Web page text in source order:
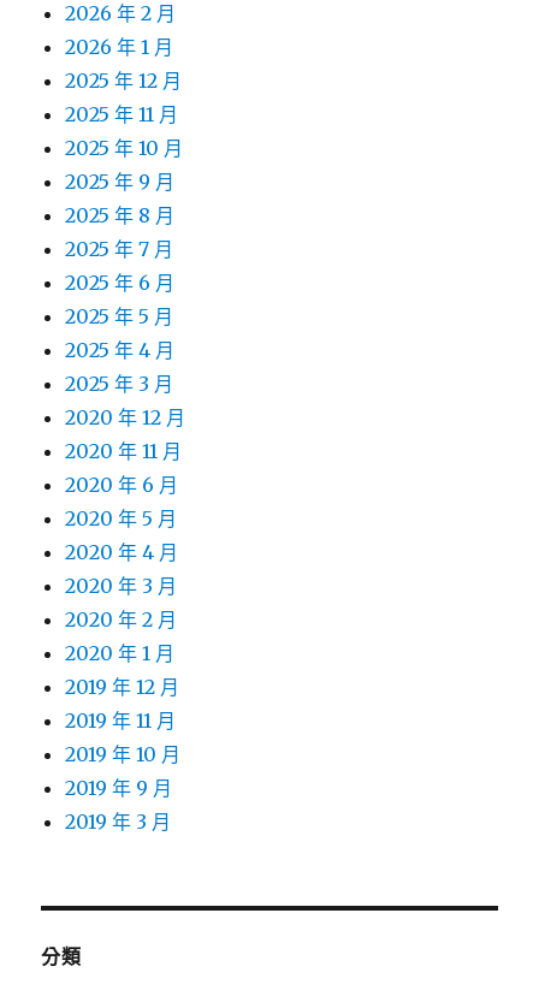
2026 年 2 月
2026 年 1 月
2025 年 12 月
2025 年 11 月
2025 年 10 月
2025 年 9 月
2025 年 8 月
2025 年 7 月
2025 年 6 月
2025 年 5 月
2025 年 4 月
2025 年 3 月
2020 年 12 月
2020 年 11 月
2020 年 6 月
2020 年 5 月
2020 年 4 月
2020 年 3 月
2020 年 2 月
2020 年 1 月
2019 年 12 月
2019 年 11 月
2019 年 10 月
2019 年 9 月
2019 年 3 月
分類